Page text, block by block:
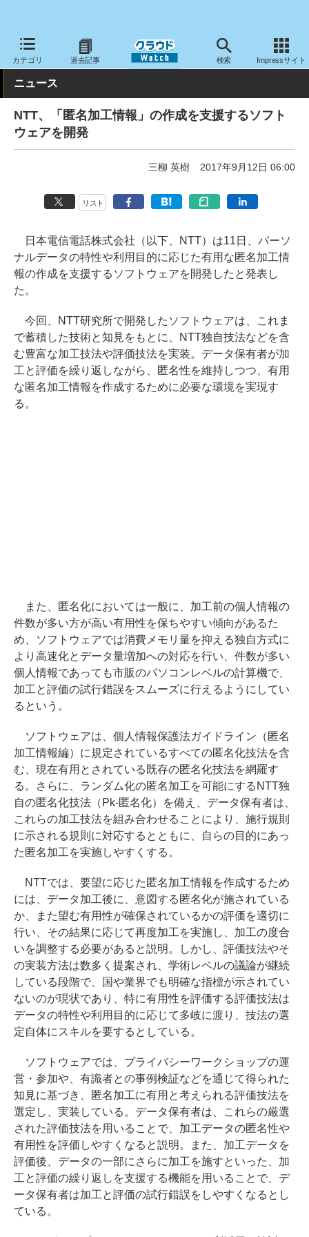
カテゴリ 過去記事 検索 Impressサイト
クラウド Watch トピック 研究開発 セキュリティ
ニュース
NTT、「匿名加工情報」の作成を支援するソフト
ウェアを開発
三柳 英樹 2017年9月12日 06:00
リスト
日本電信電話株式会社（以下、NTT）は11日、パーソ
ナルデータの特性や利用目的に応じた有用な匿名加工情
報の作成を支援するソフトウェアを開発したと発表し
た。
今回、NTT研究所で開発したソフトウェアは、これま
で蓄積した技術と知見をもとに、NTT独自技法などを含
む豊富な加工技法や評価技法を実装。データ保有者が加
工と評価を繰り返しながら、匿名性を維持しつつ、有用
な匿名加工情報を作成するために必要な環境を実現す
る。
また、匿名化においては一般に、加工前の個人情報の
件数が多い方が高い有用性を保ちやすい傾向があるた
め、ソフトウェアでは消費メモリ量を抑える独自方式に
より高速化とデータ量増加への対応を行い、件数が多い
個人情報であっても市販のパソコンレベルの計算機で、
加工と評価の試行錯誤をスムーズに行えるようにしてい
るという。
ソフトウェアは、個人情報保護法ガイドライン（匿名
加工情報編）に規定されているすべての匿名化技法を含
む、現在有用とされている既存の匿名化技法を網羅す
る。さらに、ランダム化の匿名加工を可能にするNTT独
自の匿名化技法（Pk-匿名化）を備え、データ保有者は、
これらの加工技法を組み合わせることにより、施行規則
に示される規則に対応するとともに、自らの目的にあっ
た匿名加工を実施しやすくする。
NTTでは、要望に応じた匿名加工情報を作成するため
には、データ加工後に、意図する匿名化が施されている
か、また望む有用性が確保されているかの評価を適切に
行い、その結果に応じて再度加工を実施し、加工の度合
いを調整する必要があると説明。しかし、評価技法やそ
の実装方法は数多く提案され、学術レベルの議論が継続
している段階で、国や業界でも明確な指標が示されてい
ないのが現状であり、特に有用性を評価する評価技法は
データの特性や利用目的に応じて多岐に渡り、技法の選
定自体にスキルを要するとしている。
ソフトウェアでは、プライバシーワークショップの運
営・参加や、有識者との事例検証などを通じて得られた
知見に基づき、匿名加工に有用と考えられる評価技法を
選定し、実装している。データ保有者は、これらの厳選
された評価技法を用いることで、加工データの匿名性や
有用性を評価しやすくなると説明。また、加工データを
評価後、データの一部にさらに加工を施すといった、加
工と評価の繰り返しを支援する機能を用いることで、デ
ータ保有者は加工と評価の試行錯誤をしやすくなるとし
ている。